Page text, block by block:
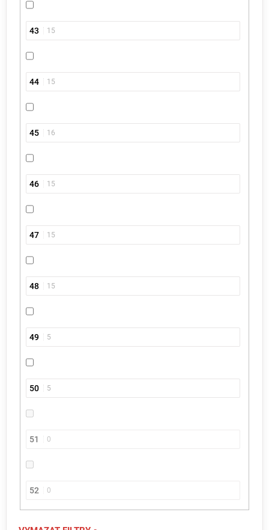
43 15
44 15
45 16
46 15
47 15
48 15
49 5
50 5
51 0
52 0